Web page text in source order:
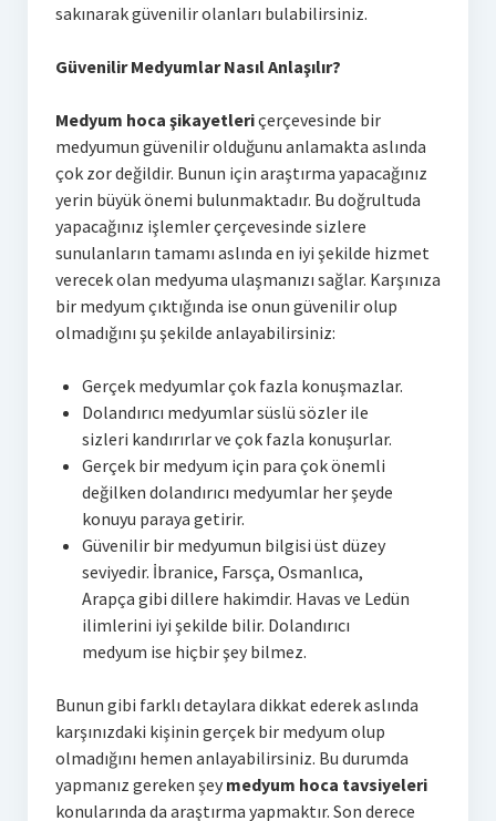
sakınarak güvenilir olanları bulabilirsiniz.
Güvenilir Medyumlar Nasıl Anlaşılır?
Medyum hoca şikayetleriçerçevesinde bir
medyumun güvenilir olduğunu anlamakta aslında
çok zor değildir. Bunun için araştırma yapacağınız
yerin büyük önemi bulunmaktadır. Bu doğrultuda
yapacağınız işlemler çerçevesinde sizlere
sunulanların tamamı aslında en iyi şekilde hizmet
verecek olan medyuma ulaşmanızı sağlar. Karşınıza
bir medyum çıktığında ise onun güvenilir olup
olmadığını şu şekilde anlayabilirsiniz:
Gerçek medyumlar çok fazla konuşmazlar.
Dolandırıcı medyumlar süslü sözler ile
sizleri kandırırlar ve çok fazla konuşurlar.
Gerçek bir medyum için para çok önemli
değilken dolandırıcı medyumlar her şeyde
konuyu paraya getirir.
Güvenilir bir medyumun bilgisi üst düzey
seviyedir. İbranice, Farsça, Osmanlıca,
Arapça gibi dillere hakimdir. Havas ve Ledün
ilimlerini iyi şekilde bilir. Dolandırıcı
medyum ise hiçbir şey bilmez.
Bunun gibi farklı detaylara dikkat ederek aslında
karşınızdaki kişinin gerçek bir medyum olup
olmadığını hemen anlayabilirsiniz. Bu durumda
yapmanız gereken şey medyum hoca tavsiyeleri
konularında da araştırma yapmaktır. Son derece